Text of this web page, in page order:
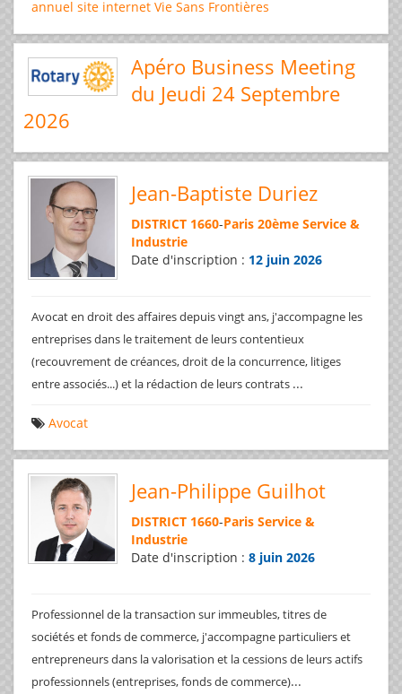
annuel site internet Vie Sans Frontières
Apéro Business Meeting
du Jeudi 24 Septembre
2026
Jean-Baptiste Duriez
DISTRICT 1660-Paris 20ème Service &
Industrie
Date d'inscription : 12 juin 2026
Avocat en droit des affaires depuis vingt ans, j'accompagne les
entreprises dans le traitement de leurs contentieux
(recouvrement de créances, droit de la concurrence, litiges
entre associés...) et la rédaction de leurs contrats ...
Avocat
Jean-Philippe Guilhot
DISTRICT 1660-Paris Service &
Industrie
Date d'inscription : 8 juin 2026
Professionnel de la transaction sur immeubles, titres de
sociétés et fonds de commerce, j'accompagne particuliers et
entrepreneurs dans la valorisation et la cessions de leurs actifs
professionnels (entreprises, fonds de commerce)...